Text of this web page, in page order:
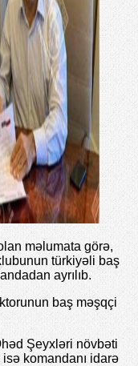
məlumata görə,
türkiyəli baş
ayrılıb.
baş məşqçi
Şeyxləri növbəti
komandanı idarə